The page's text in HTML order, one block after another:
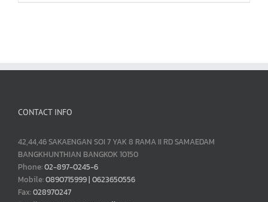
CONTACT INFO
42,44,46 SAKAENGAN SOI 7 YAK 8 RAMA II RD SAMAEDAM
BANGKHUNTHIAN BANGKOK 10150
Phone:02-897-0245-6
Mobile:0890715999 | 0623650556
Fax:028970247